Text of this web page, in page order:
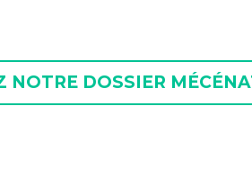
NOTRE DOSSIER